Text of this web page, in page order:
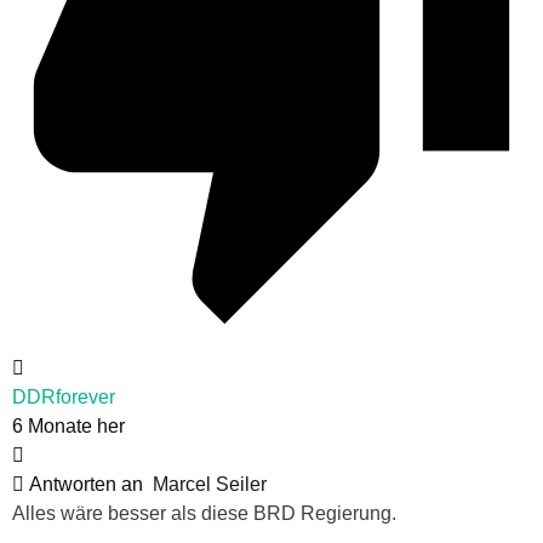
DDRforever
6 Monate her
Antworten an
Marcel Seiler
Alles wäre besser als diese BRD Regierung.